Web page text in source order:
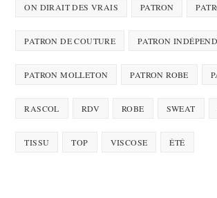
ON DIRAIT DES VRAIS PATRON
PATRON DE COUTURE PATRON
PATRON MOLLETON PATRON ROBE
RASCOL RDV ROBE SWEAT
TISSU TOP VISCOSE ÉTÉ